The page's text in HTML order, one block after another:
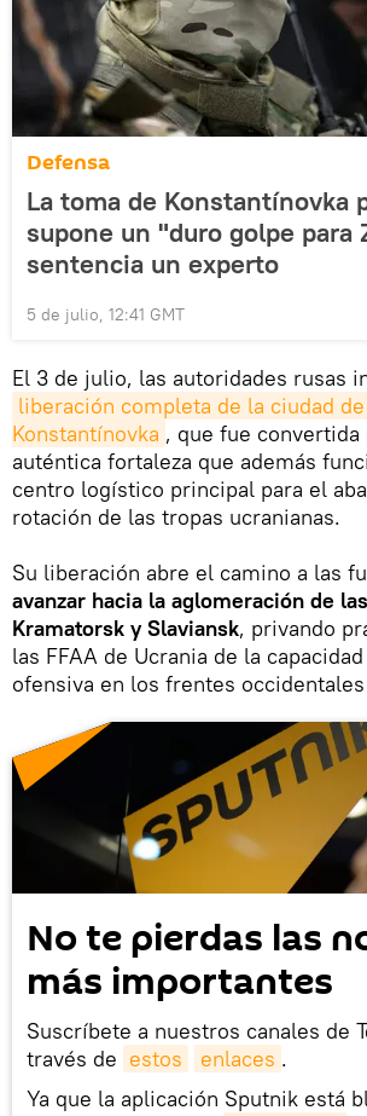
Defensa
La toma de Konstantínovka
supone un "duro golpe para
sentencia un experto
5 de julio, 12:41 GMT
El 3 de julio, las autoridades rusas
liberación completa de la ciudad de
Konstantínovka , que fue convertida
auténtica fortaleza que además
centro logístico principal para el
rotación de las tropas ucranianas.
Su liberación abre el camino a las
avanzar hacia la aglomeración de
Kramatorsk y Slaviansk, privando
las FFAA de Ucrania de la
ofensiva en los frentes
No te pierdas las
más importantes
Suscríbete a nuestros canales de
través de estos enlaces .
Ya que la aplicación Sputnik está